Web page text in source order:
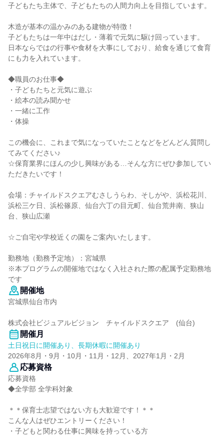
子どもたち主体で、子どもたちの人間力向上を目指しています。
木造が基本の温かみのある建物が特徴！
子どもたちは一年中はだし・薄着で元気に駆け回っています。
日本ならではの行事や食材を大事にしており、給食を通じて食育
にも力を入れています。
◆職員のお仕事◆
・子どもたちと元気に遊ぶ
・絵本の読み聞かせ
・一緒に工作
・体操
この機会に、これまで気になっていたことなどをどんどん質問し
てみてください♪
☆保育業界にほんの少し興味がある…そんな方にぜひ参加してい
ただきたいです！
会場：チャイルドスクエアむさしうらわ、そしがや、浜松花川、
浜松三ケ日、浜松篠原、仙台六丁の目元町、仙台荒井南、狭山
台、狭山広瀬
☆ご自宅や学校近くの園をご案内いたします。
勤務地（勤務予定地）：宮城県
※本プログラムの開催地ではなく入社された際の配属予定勤務地
です
開催地
宮城県仙台市内
株式会社ビジュアルビジョン チャイルドスクエア (仙台)
開催月
土日祝日に開催あり、長期休暇に開催あり
2026年8月・9月・10月・11月・12月、2027年1月・2月
応募資格
応募資格
◆全学部 全学科対象
＊＊保育士志望ではない方も大歓迎です！＊＊
こんな人はぜひエントリーください！
・子どもと関わる仕事に興味を持っている方